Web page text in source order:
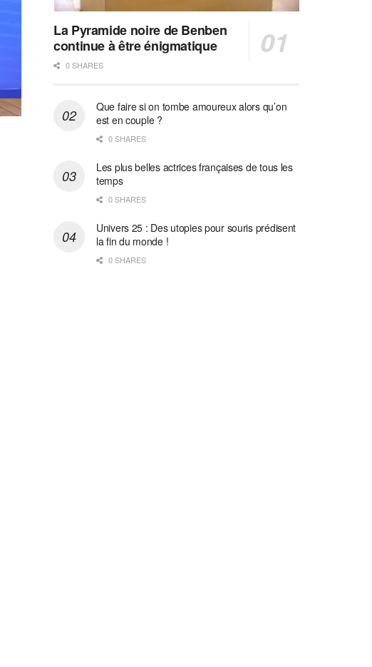
La Pyramide noire de Benben
continue à être énigmatique
0 SHARES
Que faire si on tombe amoureux alors qu’on
est en couple ?
0 SHARES
Les plus belles actrices françaises de tous les
temps
0 SHARES
Univers 25 : Des utopies pour souris prédisent
la fin du monde !
0 SHARES